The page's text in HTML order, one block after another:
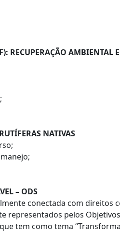
RECUPERAÇÃO AMBIENTAL
NATIVAS
– ODS
conectada com direitos
representados pelos
tem como tema